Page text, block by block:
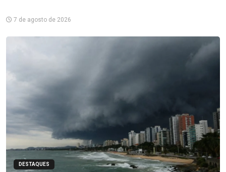
7 de agosto de 2026
DESTAQUES